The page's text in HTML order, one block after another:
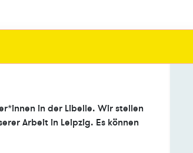
in der Libelle. Wir stellen
Arbeit in Leipzig. Es können